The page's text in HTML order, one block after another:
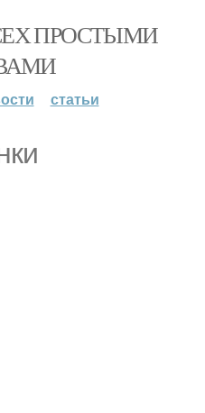
ПРОСТЫМИ
статьи